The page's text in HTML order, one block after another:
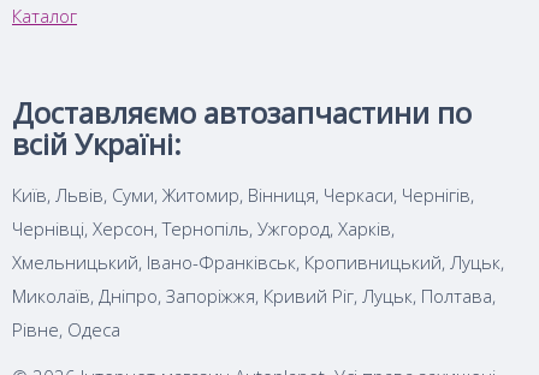
Каталог
Доставляємо автозапчастини по
всій Україні:
Київ, Львів, Суми, Житомир, Вінниця, Черкаси, Чернігів,
Чернівці, Херсон, Тернопіль, Ужгород, Харків,
Хмельницький, Івано-Франківськ, Кропивницький, Луцьк,
Миколаїв, Дніпро, Запоріжжя, Кривий Ріг, Луцьк, Полтава,
Рівне, Одеса